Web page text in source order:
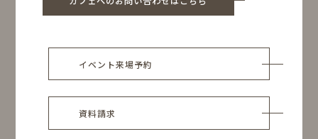
イベント来場予約
資料請求